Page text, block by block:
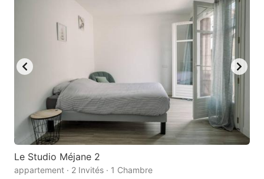
Le Studio Méjane 2
appartement · 2 Invités · 1 Chambre